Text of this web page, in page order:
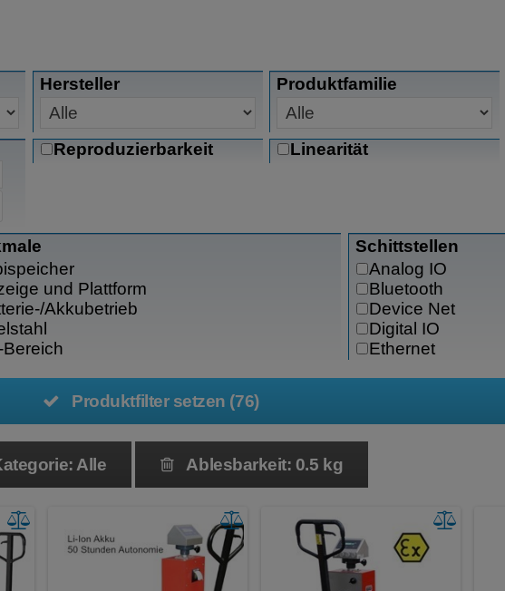
Hersteller Produktfamilie
Reproduzierbarkeit Linearität
und Plattform
Akkubetrieb
Bereich
Schutz
Schutz
Schutz
extern
Waage
Schittstellen
Analog IO
Bluetooth
Device Net
Digital IO
Ethernet
RS232
USB Host
WLAN
Produktfilter setzen (76)
Alle Ablesbarkeit: 0.5 kg